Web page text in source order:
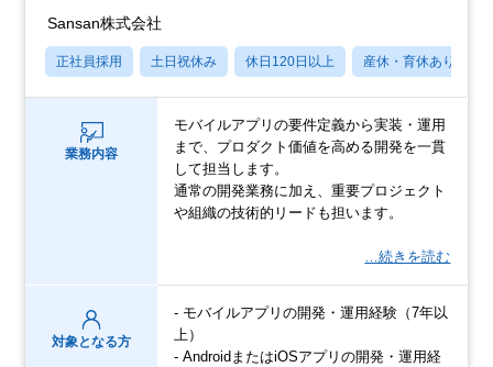
Sansan株式会社
正社員採用 土日祝休み 休日120日以上 産休・育休あり
業務内容
モバイルアプリの要件定義から実装・運用
まで、プロダクト価値を高める開発を一貫
して担当します。
通常の開発業務に加え、重要プロジェクト
や組織の技術的リードも担います。
…続きを読む
対象となる方
- モバイルアプリの開発・運用経験（7年以
上）
- AndroidまたはiOSアプリの開発・運用経